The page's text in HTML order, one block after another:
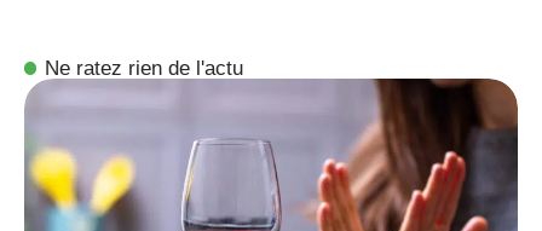
Ne ratez rien de l'actu